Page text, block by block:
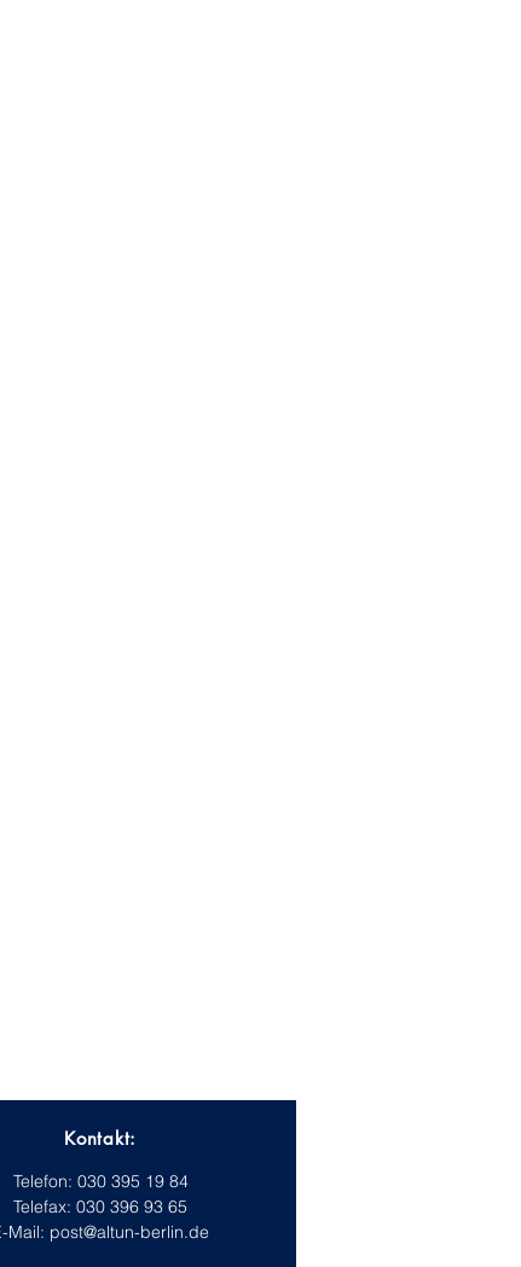
Kontakt:
Telefon: 030 395 19 84
Telefax: 030 396 93 65
Mail: post@altun-berlin.de